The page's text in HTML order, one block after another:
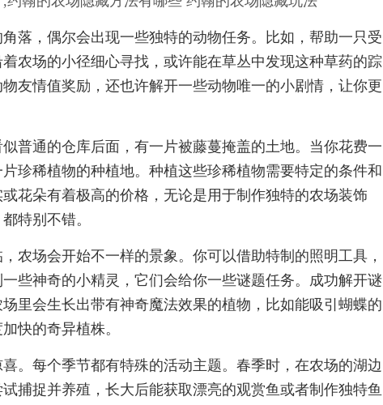
落，偶尔会出现一些独特的动物任务。比如，帮助一只受
农场的小径细心寻找，或许能在草丛中发现这种草药的踪
友情值奖励，还也许解开一些动物唯一的小剧情，让你更
普通的仓库后面，有一片被藤蔓掩盖的土地。当你花费一
珍稀植物的种植地。种植这些珍稀植物需要特定的条件和
花朵有着极高的价格，无论是用于制作独特的农场装饰
特别不错。
农场会开始不一样的景象。你可以借助特制的照明工具，
些神奇的小精灵，它们会给你一些谜题任务。成功解开谜
里会生长出带有神奇魔法效果的植物，比如能吸引蝴蝶的
快的奇异植株。
。每个季节都有特殊的活动主题。春季时，在农场的湖边
捕捉并养殖，长大后能获取漂亮的观赏鱼或者制作独特鱼